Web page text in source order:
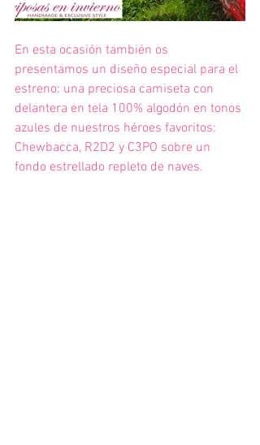
En esta ocasión también os
presentamos un diseño especial para el
estreno: una preciosa camiseta con
delantera en tela 100% algodón en tonos
azules de nuestros héroes favoritos:
Chewbacca, R2D2 y C3PO sobre un
fondo estrellado repleto de naves.